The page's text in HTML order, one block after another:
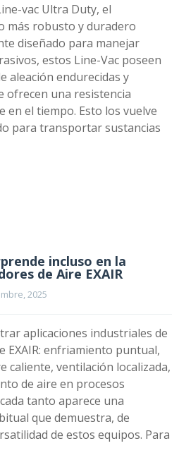
vac Ultra Duty, el
más robusto y duradero
diseñado para manejar
estos Line-Vac poseen
aleación endurecidas y
ofrecen una resistencia
en el tiempo. Esto los vuelve
para transportar sustancias
incluso en la
de Aire EXAIR
2025
aplicaciones industriales de
EXAIR: enfriamiento puntual,
caliente, ventilación localizada,
de aire en procesos
tanto aparece una
que demuestra, de
de estos equipos. Para